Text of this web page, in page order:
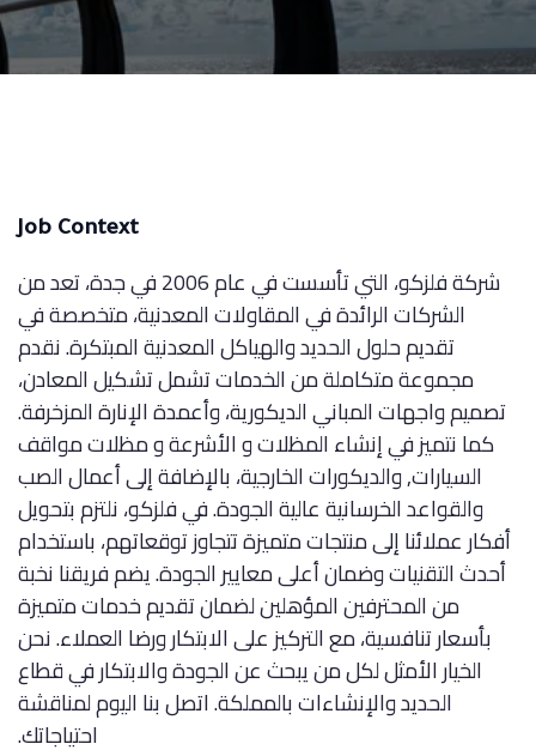
Job Context
شركة فلزكو، التي تأسست في عام 2006 في جدة، تعد من
الشركات الرائدة في المقاولات المعدنية، متخصصة في
تقديم حلول الحديد والهياكل المعدنية المبتكرة. نقدم
مجموعة متكاملة من الخدمات تشمل تشكيل المعادن،
تصميم واجهات المباني الديكورية، وأعمدة الإنارة المزخرفة.
كما نتميز في إنشاء المظلات و الأشرعة و مظلات مواقف
السيارات, والديكورات الخارجية، بالإضافة إلى أعمال الصب
والقواعد الخرسانية عالية الجودة. في فلزكو، نلتزم بتحويل
أفكار عملائنا إلى منتجات متميزة تتجاوز توقعاتهم، باستخدام
أحدث التقنيات وضمان أعلى معايير الجودة. يضم فريقنا نخبة
من المحترفين المؤهلين لضمان تقديم خدمات متميزة
بأسعار تنافسية، مع التركيز على الابتكار ورضا العملاء. نحن
الخيار الأمثل لكل من يبحث عن الجودة والابتكار في قطاع
الحديد والإنشاءات بالمملكة. اتصل بنا اليوم لمناقشة
احتياجاتك.